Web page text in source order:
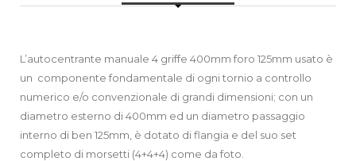
L’autocentrante manuale 4 griffe 400mm foro 125mm usato è
un componente fondamentale di ogni tornio a controllo
numerico e/o convenzionale di grandi dimensioni; con un
diametro esterno di 400mm ed un diametro passaggio
interno di ben 125mm, è dotato di flangia e del suo set
completo di morsetti (4+4+4) come da foto.